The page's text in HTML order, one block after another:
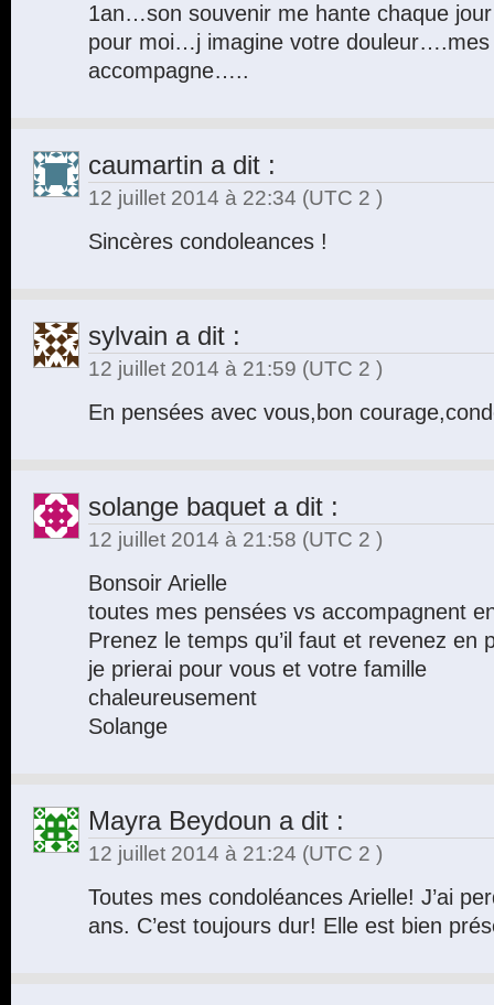
1an…son souvenir me hante chaque
pour moi…j imagine votre douleur….mes
accompagne…..
caumartin a dit :
12 juillet 2014 à 22:34 (UTC 2 )
Sincères condoleances !
sylvain a dit :
12 juillet 2014 à 21:59 (UTC 2 )
En pensées avec vous,bon
solange baquet a dit :
12 juillet 2014 à 21:58 (UTC 2 )
Bonsoir Arielle
toutes mes pensées vs accompagnent
Prenez le temps qu’il faut et revenez en
je prierai pour vous et votre famille
chaleureusement
Solange
Mayra Beydoun a dit :
12 juillet 2014 à 21:24 (UTC 2 )
Toutes mes condoléances Arielle! J’ai
ans. C’est toujours dur! Elle est bien